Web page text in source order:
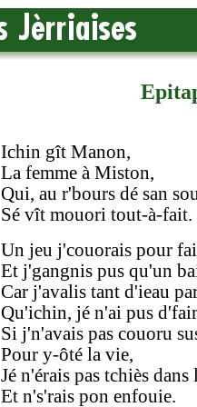
Ichin gît Manon,
La femme à Miston,
Qui, au r'bours dé san
Sé vît mouori tout-à-fait.
Un jeu j'couorais pour
Et j'gangnis pus qu'un
Car j'avalis tant d'ieau
Qu'ichin, jé n'ai pus
Si j'n'avais pas couoru
Pour y-ôté la vie,
Jé n'érais pas tchiès
Et n's'rais pon enfouie.